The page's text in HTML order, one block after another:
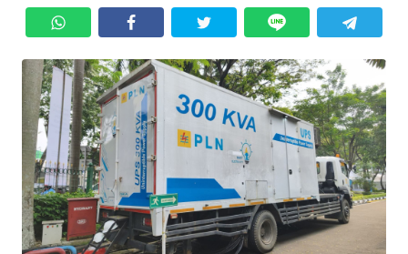
KRIMINAL
EKUIN
SAINS-TEKNO
KESEHATAN
INTERNASIONAL